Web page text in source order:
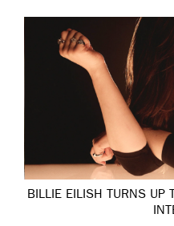
BILLIE EILISH TURNS UP